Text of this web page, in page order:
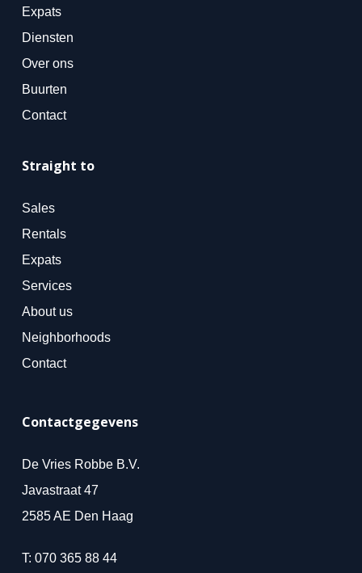
Expats
Diensten
Over ons
Buurten
Contact
Straight to
Sales
Rentals
Expats
Services
About us
Neighborhoods
Contact
Contactgegevens
De Vries Robbe B.V.
Javastraat 47
2585 AE Den Haag
T: 070 365 88 44